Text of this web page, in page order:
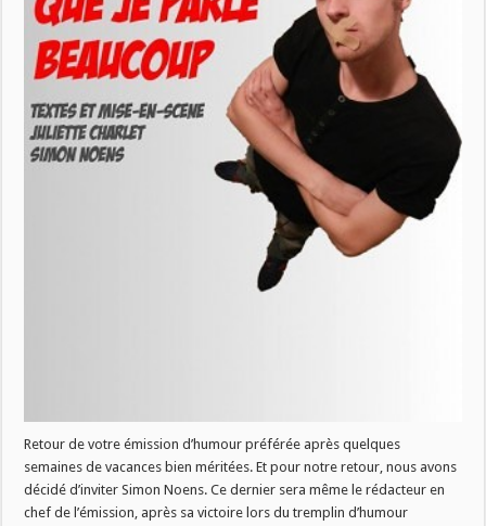
Retour de votre émission d’humour préférée après quelques
semaines de vacances bien méritées. Et pour notre retour, nous avons
décidé d’inviter Simon Noens. Ce dernier sera même le rédacteur en
chef de l’émission, après sa victoire lors du tremplin d’humour